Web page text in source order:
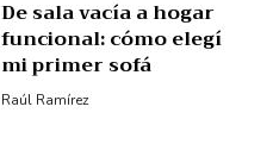
De sala vacía a hogar
funcional: cómo elegí
mi primer sofá
Raúl Ramírez